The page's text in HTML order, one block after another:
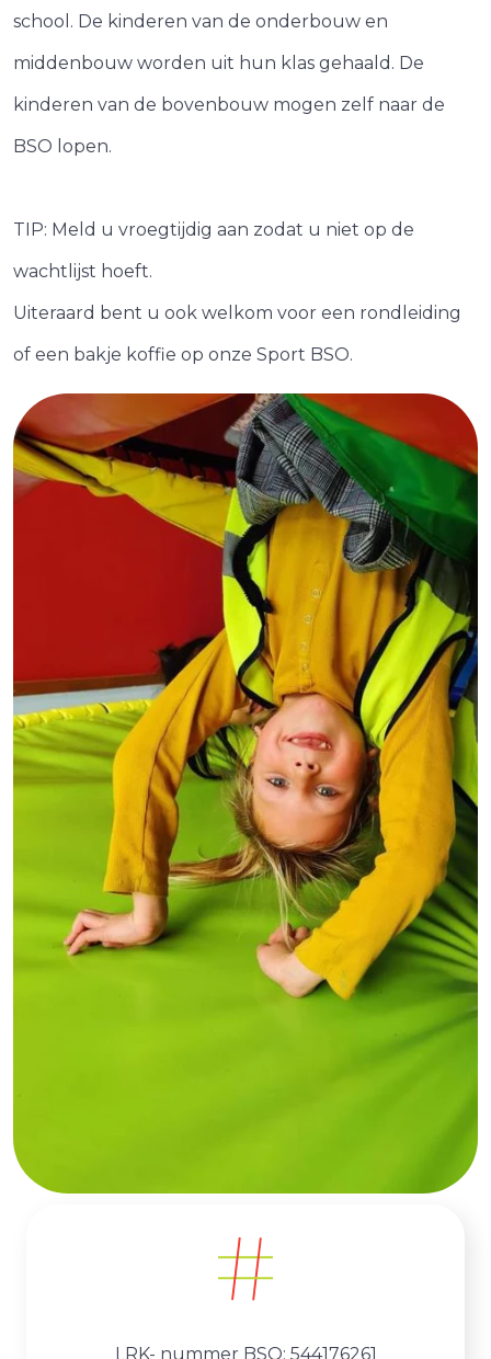
school. De kinderen van de onderbouw en
middenbouw worden uit hun klas gehaald. De
kinderen van de bovenbouw mogen zelf naar de
BSO lopen.
TIP: Meld u vroegtijdig aan zodat u niet op de
wachtlijst hoeft.
Uiteraard bent u ook welkom voor een rondleiding
of een bakje koffie op onze Sport BSO.
LRK- nummer BSO: 544176261